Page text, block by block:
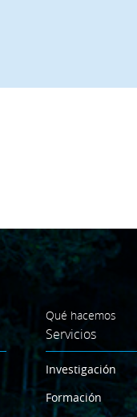
Qué hacemos
Servicios
Investigación
Formación